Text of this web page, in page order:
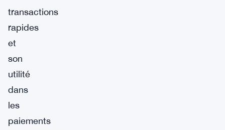
transactions
rapides
et
son
utilité
dans
les
paiements